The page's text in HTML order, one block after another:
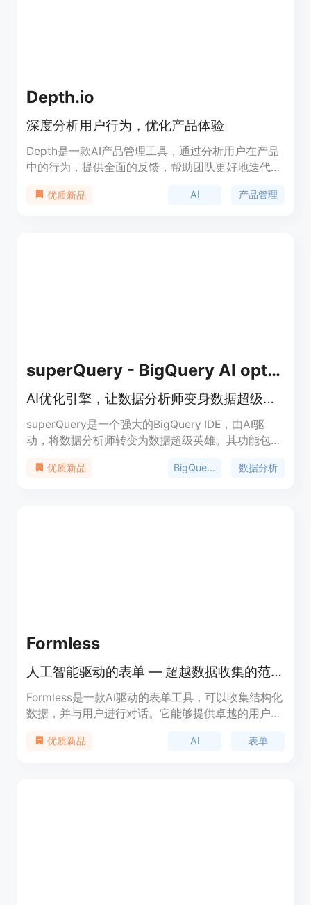
Depth.io
深度分析用户行为，优化产品体验
Depth是一款AI产品管理工具，通过分析用户在产品
中的行为，提供全面的反馈，帮助团队更好地迭代产
议到新功能的开发，还能优化会员计划和特权展示，
优质新品 AI 产品管理
superQuery - BigQuery AI optimization engine
AI优化引擎，让数据分析师变身数据超级英雄
superQuery是一个强大的BigQuery IDE，由AI驱
动，将数据分析师转变为数据超级英雄。其功能包
执行、自动检测标准/传统SQL、变量使用、查询结
优质新品 BigQuery 数据分析
Formless
人工智能驱动的表单 — 超越数据收集的范围，对话表单不仅可以提问，还可以做出回应。
Formless是一款AI驱动的表单工具，可以收集结构化
数据，并与用户进行对话。它能够提供卓越的用户体
Formless支持120种语言，可以定制语音风格，适用
优质新品 AI 表单